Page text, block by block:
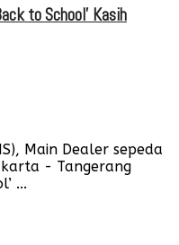
to School’ Kasih
Main Dealer sepeda
- Tangerang
...